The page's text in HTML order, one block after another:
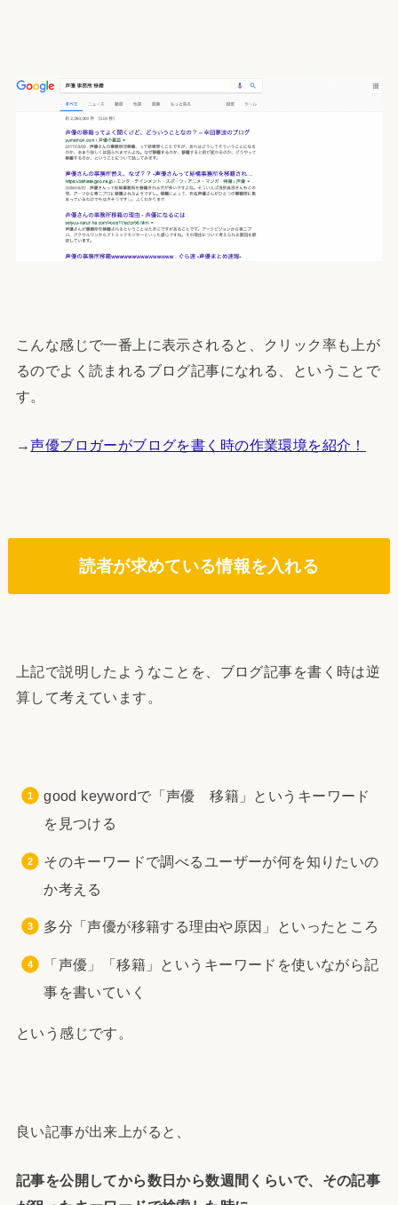
こんな感じで一番上に表示されると、クリック率も上が
るのでよく読まれるブログ記事になれる、ということで
す。
→声優ブロガーがブログを書く時の作業環境を紹介！
読者が求めている情報を入れる
上記で説明したようなことを、ブログ記事を書く時は逆
算して考えています。
good keywordで「声優 移籍」というキーワード
を見つける
そのキーワードで調べるユーザーが何を知りたいの
か考える
多分「声優が移籍する理由や原因」といったところ
「声優」「移籍」というキーワードを使いながら記
事を書いていく
という感じです。
良い記事が出来上がると、
記事を公開してから数日から数週間くらいで、その記事